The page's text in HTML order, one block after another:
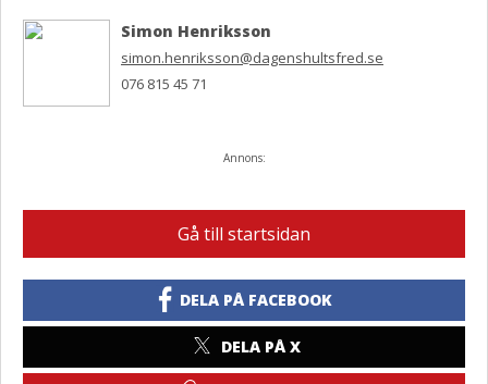
Simon Henriksson
simon.henriksson@dagenshultsfred.se
076 815 45 71
Annons:
Gå till startsidan
DELA PÅ FACEBOOK
DELA PÅ X